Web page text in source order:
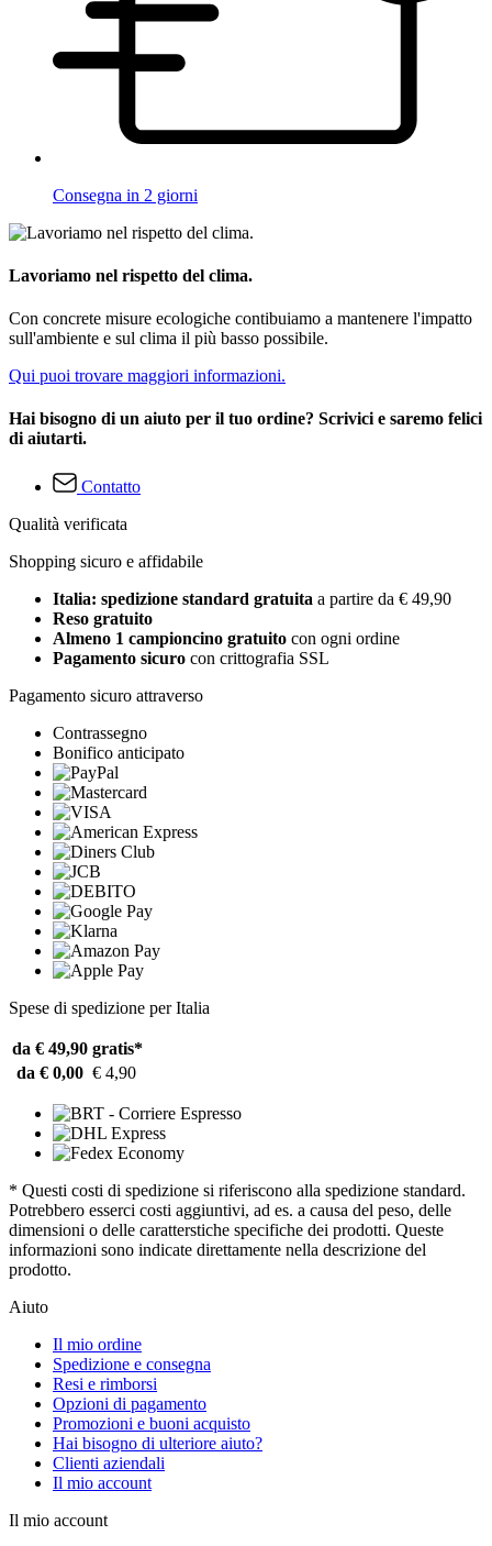
Consegna in 2 giorni
Lavoriamo nel rispetto del clima.
Con concrete misure ecologiche contibuiamo a mantenere l'impatto
sull'ambiente e sul clima il più basso possibile.
Qui puoi trovare maggiori informazioni.
Hai bisogno di un aiuto per il tuo ordine? Scrivici e saremo felici
di aiutarti.
Contatto
Qualità verificata
Shopping sicuro e affidabile
Italia: spedizione standard gratuita a partire da € 49,90
Reso gratuito
Almeno 1 campioncino gratuito con ogni ordine
Pagamento sicuro con crittografia SSL
Pagamento sicuro attraverso
Contrassegno
Bonifico anticipato
Spese di spedizione per Italia
da € 49,90 gratis*
da € 0,00 € 4,90
* Questi costi di spedizione si riferiscono alla spedizione standard.
Potrebbero esserci costi aggiuntivi, ad es. a causa del peso, delle
dimensioni o delle caratterstiche specifiche dei prodotti. Queste
informazioni sono indicate direttamente nella descrizione del
prodotto.
Aiuto
Il mio ordine
Spedizione e consegna
Resi e rimborsi
Opzioni di pagamento
Promozioni e buoni acquisto
Hai bisogno di ulteriore aiuto?
Clienti aziendali
Il mio account
Il mio account